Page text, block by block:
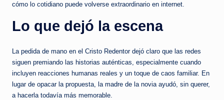
cómo lo cotidiano puede volverse extraordinario en internet.
Lo que dejó la escena
La pedida de mano en el Cristo Redentor dejó claro que las redes
siguen premiando las historias auténticas, especialmente cuando
incluyen reacciones humanas reales y un toque de caos familiar. En
lugar de opacar la propuesta, la madre de la novia ayudó, sin querer,
a hacerla todavía más memorable.